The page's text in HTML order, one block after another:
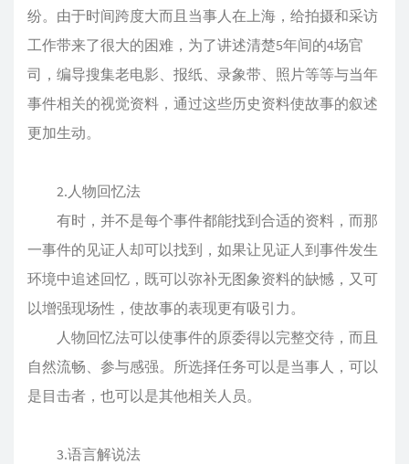
纷。由于时间跨度大而且当事人在上海，给拍摄和采访
工作带来了很大的困难，为了讲述清楚5年间的4场官
司，编导搜集老电影、报纸、录象带、照片等等与当年
事件相关的视觉资料，通过这些历史资料使故事的叙述
更加生动。
2.人物回忆法
有时，并不是每个事件都能找到合适的资料，而那
一事件的见证人却可以找到，如果让见证人到事件发生
环境中追述回忆，既可以弥补无图象资料的缺憾，又可
以增强现场性，使故事的表现更有吸引力。
人物回忆法可以使事件的原委得以完整交待，而且
自然流畅、参与感强。所选择任务可以是当事人，可以
是目击者，也可以是其他相关人员。
3.语言解说法